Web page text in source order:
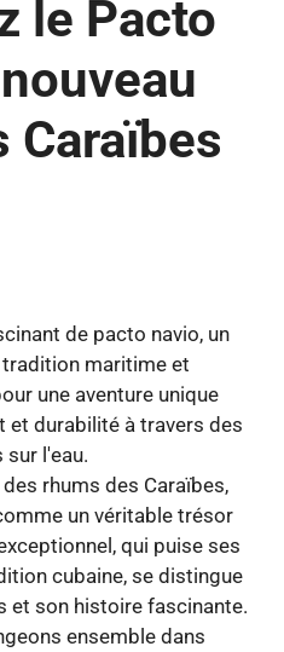
le Pacto
Caraïbes
rhums des Caraïbes,
un véritable trésor
qui puise ses
cubaine, se distingue
et son histoire fascinante.
ensemble dans